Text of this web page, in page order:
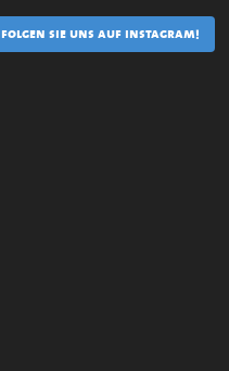
folgen sie uns auf instagram!